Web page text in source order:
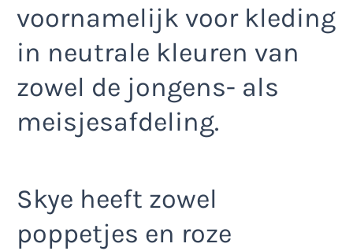
voornamelijk voor kleding
in neutrale kleuren van
zowel de jongens- als
meisjesafdeling.
Skye heeft zowel
poppetjes en roze